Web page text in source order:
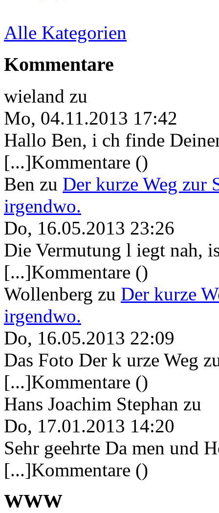
Alle Kategorien
Kommentare
wieland zu
Mo, 04.11.2013 17:42
Hallo Ben, i ch finde
[...]Kommentare ()
Ben zu Der kurze Weg zur
irgendwo.
Do, 16.05.2013 23:26
Die Vermutung l iegt nah,
[...]Kommentare ()
Wollenberg zu Der kurze
irgendwo.
Do, 16.05.2013 22:09
Das Foto Der k urze Weg
[...]Kommentare ()
Hans Joachim Stephan zu
Do, 17.01.2013 14:20
Sehr geehrte Da men und
[...]Kommentare ()
WWW